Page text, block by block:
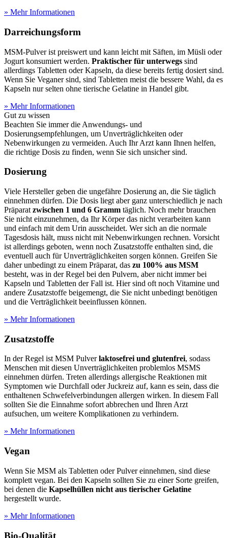
» Mehr Informationen
Darreichungsform
MSM-Pulver ist preiswert und kann leicht mit Säften, im Müsli oder
Jogurt konsumiert werden. Praktischer für unterwegs sind
allerdings Tabletten oder Kapseln, da diese bereits fertig dosiert sind.
Wenn Sie Veganer sind, sind Tabletten meist die bessere Wahl, da es
Kapseln nur selten ohne tierische Gelatine in Handel gibt.
» Mehr Informationen
Gut zu wissen
Beachten Sie immer die Anwendungs- und
Dosierungsempfehlungen, um Unverträglichkeiten oder
Nebenwirkungen zu vermeiden. Auch Ihr Arzt kann Ihnen helfen,
die richtige Dosis zu finden, wenn Sie sich unsicher sind.
Dosierung
Viele Hersteller geben die ungefähre Dosierung an, die Sie täglich
einnehmen dürfen. Die Dosis liegt aber ganz unterschiedlich je nach
Präparat zwischen 1 und 6 Gramm täglich. Noch mehr brauchen
Sie nicht einzunehmen, da Ihr Körper das nicht verarbeiten kann
und einfach mit dem Urin ausscheidet. Wer sich an die normale
Tagesdosis hält, muss nicht mit Nebenwirkungen rechnen. Vorsicht
ist allerdings geboten, wenn noch Zusatzstoffe enthalten sind, die
eventuell auch für Unverträglichkeiten sorgen können. Greifen Sie
daher unbedingt zu einem Präparat, das zu 100% aus MSM
besteht, was in der Regel bei den Pulvern, aber nicht immer bei
Kapseln und Tabletten der Fall ist. Hier sind oft noch Vitamine und
andere Zusatzstoffe beigemengt, die Sie nicht unbedingt benötigen
und die Verträglichkeit beeinflussen können.
» Mehr Informationen
Zusatzstoffe
In der Regel ist MSM Pulverlaktosefrei und glutenfrei, sodass
Menschen mit diesen Unverträglichkeiten problemlos MSMS
einnehmen dürfen. Treten allerdings allergische Reaktionen mit
Symptomen wie Durchfall oder Juckreiz auf, kann es sein, dass die
enthaltenen Schwefelverbindungen allergen wirken. In diesem Fall
sollten Sie die Einnahme sofort abbrechen und Ihren Arzt
aufsuchen, um weitere Komplikationen zu verhindern.
» Mehr Informationen
Vegan
Wenn Sie MSM als Tabletten oder Pulver einnehmen, sind diese
komplett vegan. Bei den Kapseln sollten Sie zu einer Sorte greifen,
bei denen die Kapselhüllen nicht aus tierischer Gelatine
hergestellt wurde.
» Mehr Informationen
Bio-Qualität